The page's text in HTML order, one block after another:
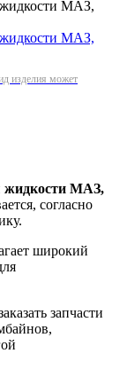
МАЗ,
изделия может
жидкости МАЗ,
согласно
широкий
запчасти